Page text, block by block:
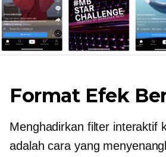
Format Efek
Menghadirkan filter interaktif
adalah cara yang